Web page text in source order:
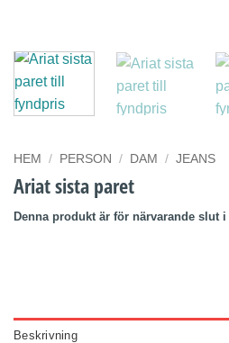
HEM / PERSON / DAM / JEANS
Ariat sista paret
Denna produkt är för närvarande slut
Beskrivning